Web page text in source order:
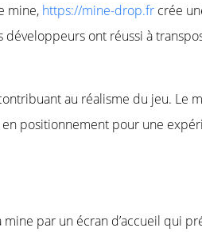
mine, https://mine-drop.fr crée
ont réussi à
au réalisme du jeu.
positionnement pour une
par un écran d’accueil qui